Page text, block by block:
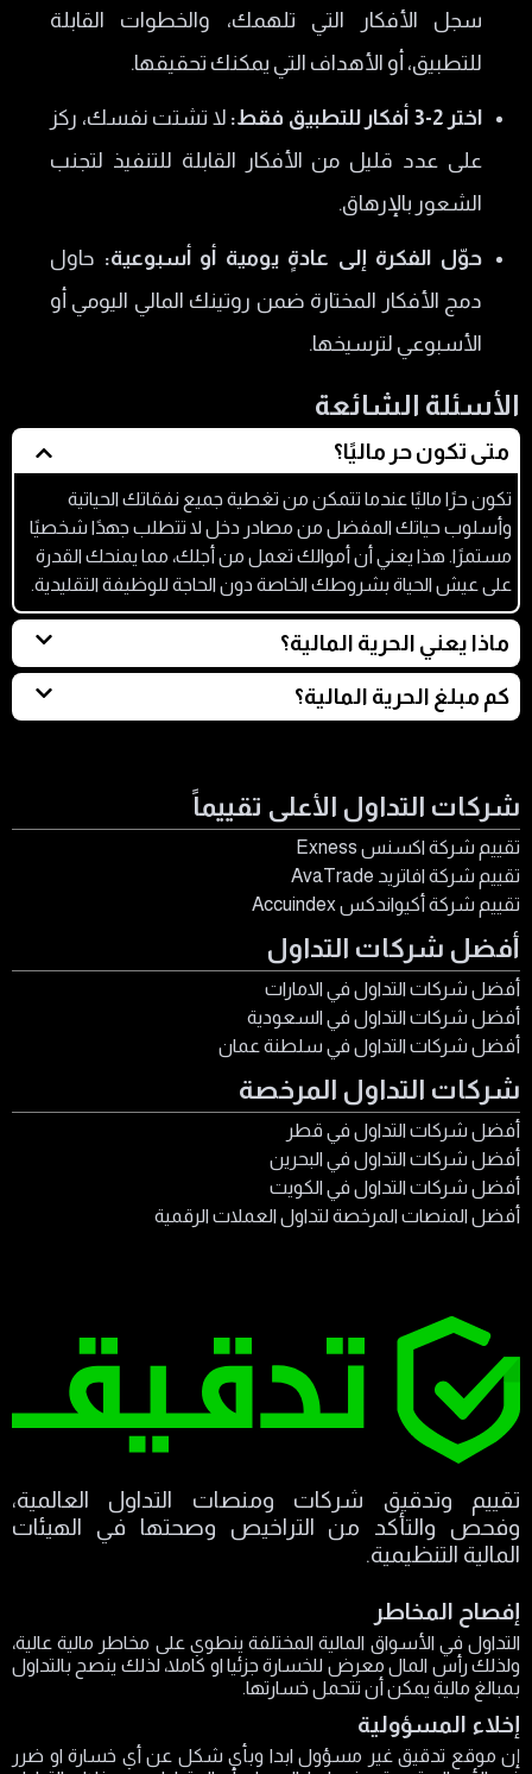
سجل الأفكار التي تلهمك، والخطوات القابلة
للتطبيق، أو الأهداف التي يمكنك تحقيقها.
اختر 2-3 أفكار للتطبيق فقط:
لا تشتت نفسك، ركز
على عدد قليل من الأفكار القابلة للتنفيذ لتجنب
الشعور بالإرهاق.
حوّل الفكرة إلى عادةٍ يومية أو أسبوعية: حاول
دمج الأفكار المختارة ضمن روتينك المالي اليومي أو
الأسبوعي لترسيخها.
الأسئلة الشائعة
متى تكون حر ماليًا؟
تكون حرًا ماليًا عندما تتمكن من تغطية جميع نفقاتك الحياتية
وأسلوب حياتك المفضل من مصادر دخل لا تتطلب جهدًا شخصيًا
مستمرًا. هذا يعني أن أموالك تعمل من أجلك، مما يمنحك القدرة
على عيش الحياة بشروطك الخاصة دون الحاجة للوظيفة التقليدية.
ماذا يعني الحرية المالية؟
تعني الحرية المالية أن تكون لديك الموارد المالية الكافية لتغطية
نفقاتك وأسلوب حياتك المرغوب دون الحاجة للعمل بشكل دائم.
كم مبلغ الحرية المالية؟
تحتاج إلى مبلغ يساوي 25 ضعف نفقاتك السنوية لتغطية احتياجاتك
من خلال الاستثمار بعائد 4% سنويًا.
شركات التداول الأعلى تقييماً
تقييم شركة اكسنس Exness
تقييم شركة افاتريد AvaTrade
تقييم شركة أكيواندكس Accuindex
أفضل شركات التداول
أفضل شركات التداول في الامارات
أفضل شركات التداول في السعودية
أفضل شركات التداول في سلطنة عمان
شركات التداول المرخصة
أفضل شركات التداول في قطر
أفضل شركات التداول في البحرين
أفضل شركات التداول في الكويت
أفضل المنصات المرخصة لتداول العملات الرقمية
تقييم وتدقيق شركات ومنصات التداول العالمية،
وفحص والتأكد من التراخيص وصحتها في الهيئات
المالية التنظيمية.
إفصاح المخاطر
التداول في الأسواق المالية المختلفة ينطوي على مخاطر مالية عالية،
ولذلك رأس المال معرض للخسارة جزئيا او كاملا، لذلك ينصح بالتداول
بمبالغ مالية يمكن أن تتحمل خسارتها.
إخلاء المسؤولية
إن موقع تدقيق غير مسؤول ابدا وبأي شكل عن أي خسارة او ضرر